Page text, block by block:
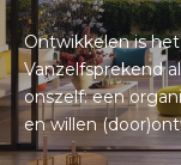
Ontwikkelen is
Vanzelfsprekend
onszelf: een
en willen